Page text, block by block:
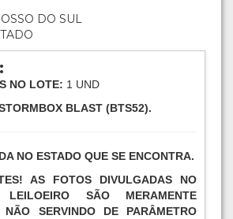
DO SUL
NO LOTE: 1 UND
BLAST (BTS52).
NO ESTADO QUE SE ENCONTRA.
AS FOTOS DIVULGADAS NO
SÃO MERAMENTE
NÃO SERVINDO DE PARÂMETRO